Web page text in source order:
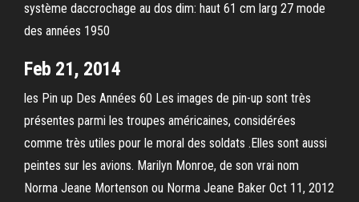
système daccrochage au dos dim: haut 61 cm larg 27 mode
des années 1950
Feb 21, 2014
les Pin up Des Années 60 Les images de pin-up sont très
présentes parmi les troupes américaines, considérées
comme très utiles pour le moral des soldats .Elles sont aussi
peintes sur les avions. Marilyn Monroe, de son vrai nom
Norma Jeane Mortenson ou Norma Jeane Baker Oct 11, 2012